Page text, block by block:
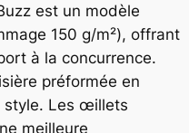
est un modèle
150 g/m²), offrant
à la concurrence.
préformée en
style. Les œillets
meilleure